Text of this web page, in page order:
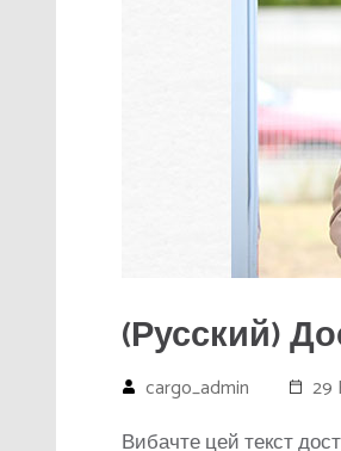
(Русский)
cargo_admin 29
Вибачте цей текст